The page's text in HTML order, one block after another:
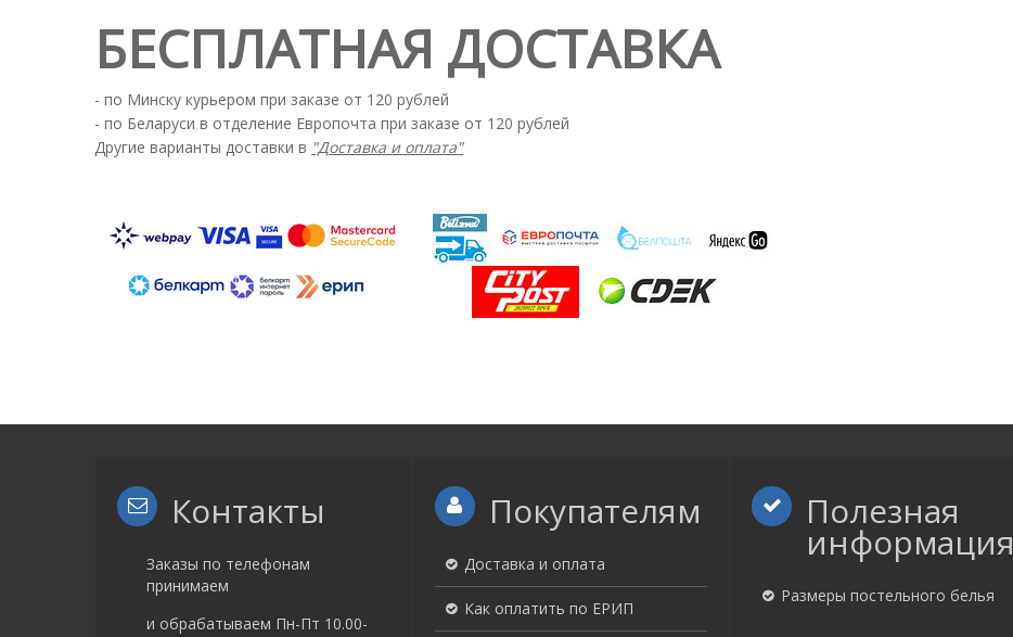
БЕСПЛАТНАЯ ДОСТАВКА
- по Минску курьером при заказе от 120 рублей
- по Беларуси в отделение Европочта при заказе от 120 рублей
Другие варианты доставки в "Доставка и оплата"
Контакты
Заказы по телефонам
принимаем
и обрабатываем Пн-Пт 10.00-
Покупателям
Доставка и оплата
Как оплатить по ЕРИП
Полезная
информация
Размеры постельного белья